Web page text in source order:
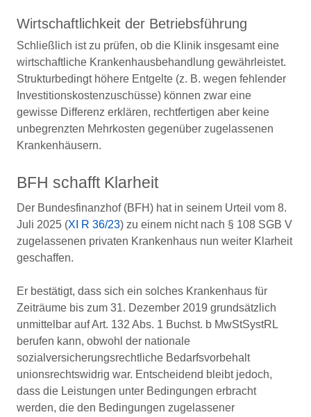
Wirtschaftlichkeit der Betriebsführung
Schließlich ist zu prüfen, ob die Klinik insgesamt eine
wirtschaftliche Krankenhausbehandlung gewährleistet.
Strukturbedingt höhere Entgelte (z. B. wegen fehlender
Investitionskostenzuschüsse) können zwar eine
gewisse Differenz erklären, rechtfertigen aber keine
unbegrenzten Mehrkosten gegenüber zugelassenen
Krankenhäusern.
BFH schafft Klarheit
Der Bundesfinanzhof (BFH) hat in seinem Urteil vom 8.
Juli 2025 (XI R 36/23) zu einem nicht nach § 108 SGB V
zugelassenen privaten Krankenhaus nun weiter Klarheit
geschaffen.
Er bestätigt, dass sich ein solches Krankenhaus für
Zeiträume bis zum 31. Dezember 2019 grundsätzlich
unmittelbar auf Art. 132 Abs. 1 Buchst. b MwStSystRL
berufen kann, obwohl der nationale
sozialversicherungsrechtliche Bedarfsvorbehalt
unionsrechtswidrig war. Entscheidend bleibt jedoch,
dass die Leistungen unter Bedingungen erbracht
werden, die den Bedingungen zugelassener